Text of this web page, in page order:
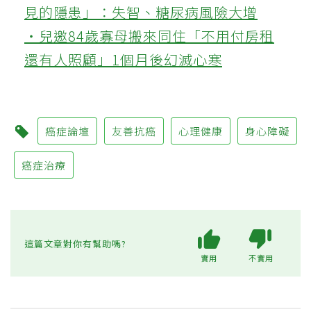
見的隱患」：失智、糖尿病風險大增
‧兒邀84歲寡母搬來同住「不用付房租
還有人照顧」1個月後幻滅心寒
癌症論壇 友善抗癌 心理健康 身心障礙
癌症治療
這篇文章對你有幫助嗎?
實用 不實用